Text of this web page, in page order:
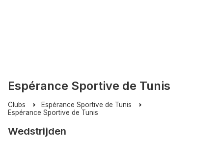
Espérance Sportive de Tunis
Clubs
Espérance Sportive de Tunis
Espérance Sportive de Tunis
Wedstrijden